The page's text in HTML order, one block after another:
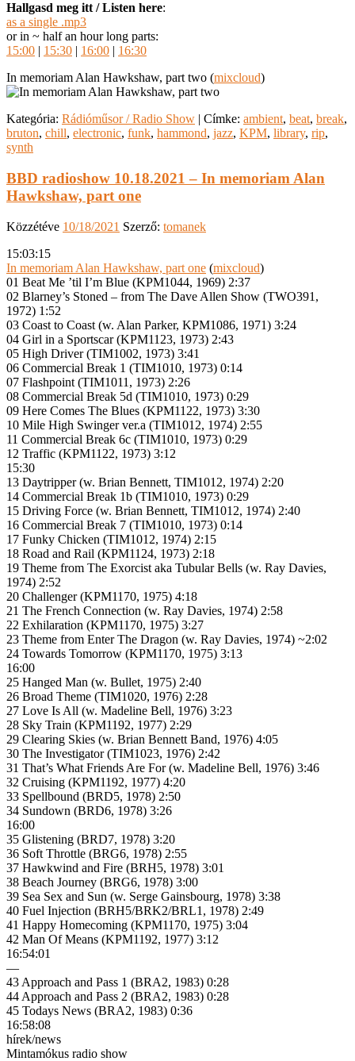
Hallgasd meg itt / Listen here:
as a single .mp3
or in ~ half an hour long parts:
15:00 | 15:30 | 16:00 | 16:30
In memoriam Alan Hawkshaw, part two (mixcloud)
Kategória: Rádióműsor / Radio Show | Címke: ambient, beat, break,
bruton, chill, electronic, funk, hammond, jazz, KPM, library, rip,
synth
BBD radioshow 10.18.2021 – In memoriam Alan
Hawkshaw, part one
Közzétéve 10/18/2021 Szerző: tomanek
15:03:15
In memoriam Alan Hawkshaw, part one (mixcloud)
01 Beat Me ’til I’m Blue (KPM1044, 1969) 2:37
02 Blarney’s Stoned – from The Dave Allen Show (TWO391,
1972) 1:52
03 Coast to Coast (w. Alan Parker, KPM1086, 1971) 3:24
04 Girl in a Sportscar (KPM1123, 1973) 2:43
05 High Driver (TIM1002, 1973) 3:41
06 Commercial Break 1 (TIM1010, 1973) 0:14
07 Flashpoint (TIM1011, 1973) 2:26
08 Commercial Break 5d (TIM1010, 1973) 0:29
09 Here Comes The Blues (KPM1122, 1973) 3:30
10 Mile High Swinger ver.a (TIM1012, 1974) 2:55
11 Commercial Break 6c (TIM1010, 1973) 0:29
12 Traffic (KPM1122, 1973) 3:12
15:30
13 Daytripper (w. Brian Bennett, TIM1012, 1974) 2:20
14 Commercial Break 1b (TIM1010, 1973) 0:29
15 Driving Force (w. Brian Bennett, TIM1012, 1974) 2:40
16 Commercial Break 7 (TIM1010, 1973) 0:14
17 Funky Chicken (TIM1012, 1974) 2:15
18 Road and Rail (KPM1124, 1973) 2:18
19 Theme from The Exorcist aka Tubular Bells (w. Ray Davies,
1974) 2:52
20 Challenger (KPM1170, 1975) 4:18
21 The French Connection (w. Ray Davies, 1974) 2:58
22 Exhilaration (KPM1170, 1975) 3:27
23 Theme from Enter The Dragon (w. Ray Davies, 1974) ~2:02
24 Towards Tomorrow (KPM1170, 1975) 3:13
16:00
25 Hanged Man (w. Bullet, 1975) 2:40
26 Broad Theme (TIM1020, 1976) 2:28
27 Love Is All (w. Madeline Bell, 1976) 3:23
28 Sky Train (KPM1192, 1977) 2:29
29 Clearing Skies (w. Brian Bennett Band, 1976) 4:05
30 The Investigator (TIM1023, 1976) 2:42
31 That’s What Friends Are For (w. Madeline Bell, 1976) 3:46
32 Cruising (KPM1192, 1977) 4:20
33 Spellbound (BRD5, 1978) 2:50
34 Sundown (BRD6, 1978) 3:26
16:00
35 Glistening (BRD7, 1978) 3:20
36 Soft Throttle (BRG6, 1978) 2:55
37 Hawkwind and Fire (BRH5, 1978) 3:01
38 Beach Journey (BRG6, 1978) 3:00
39 Sea Sex and Sun (w. Serge Gainsbourg, 1978) 3:38
40 Fuel Injection (BRH5/BRK2/BRL1, 1978) 2:49
41 Happy Homecoming (KPM1170, 1975) 3:04
42 Man Of Means (KPM1192, 1977) 3:12
16:54:01
—
43 Approach and Pass 1 (BRA2, 1983) 0:28
44 Approach and Pass 2 (BRA2, 1983) 0:28
45 Todays News (BRA2, 1983) 0:36
16:58:08
hírek/news
Mintamókus radio show